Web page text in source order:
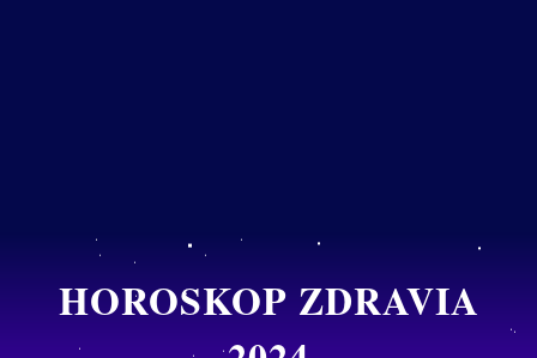
HOROSKOP ZDRAVIA